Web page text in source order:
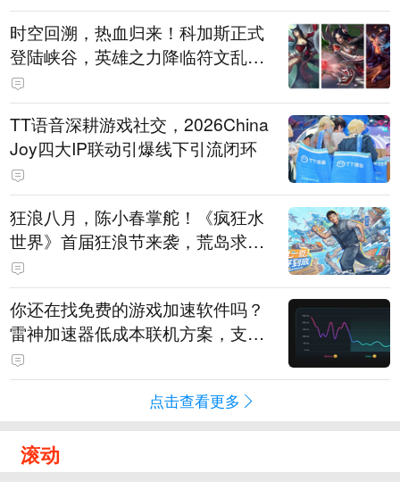
时空回溯，热血归来！科加斯正式
登陆峡谷，英雄之力降临符文乱
斗！
TT语音深耕游戏社交，2026China
Joy四大IP联动引爆线下引流闭环
狂浪八月，陈小春掌舵！《疯狂水
世界》首届狂浪节来袭，荒岛求生
直播即将开启
你还在找免费的游戏加速软件吗？
雷神加速器低成本联机方案，支持
免费试用
点击查看更多
滚动